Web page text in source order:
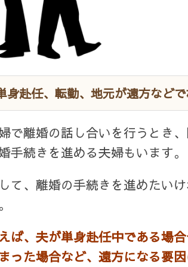
身赴任、転勤、地元が遠方など
で離婚の話し合いを行うとき
手続きを進める夫婦もいます。
て、離婚の手続きを進めたい
ば、夫が単身赴任中である場
った場合など、遠方になる要因